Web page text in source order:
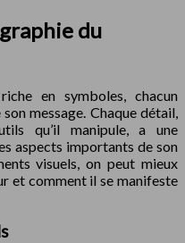
du
en symboles, chacun
message. Chaque détail,
qu’il manipule, a une
aspects importants de son
visuels, on peut mieux
et comment il se manifeste